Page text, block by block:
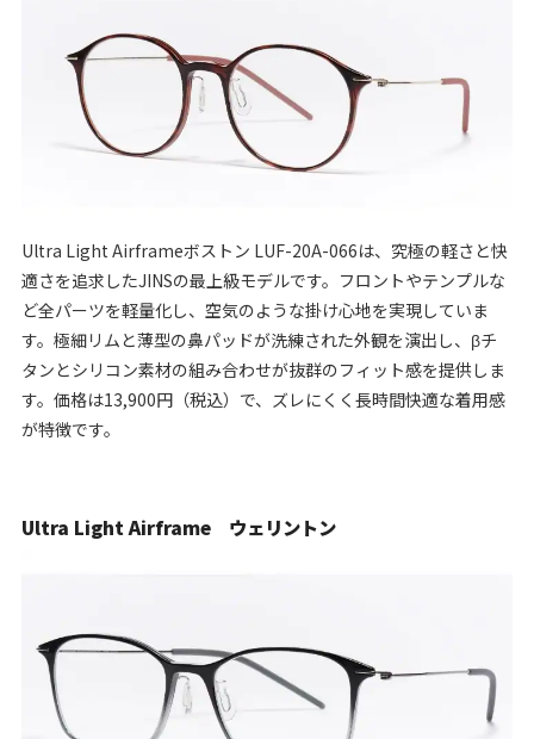
Ultra Light Airframeボストン LUF-20A-066は、究極の軽さと快
適さを追求したJINSの最上級モデルです。フロントやテンプルな
ど全パーツを軽量化し、空気のような掛け心地を実現していま
す。極細リムと薄型の鼻パッドが洗練された外観を演出し、βチ
タンとシリコン素材の組み合わせが抜群のフィット感を提供しま
す。価格は13,900円（税込）で、ズレにくく長時間快適な着用感
が特徴です。
Ultra Light Airframe ウェリントン